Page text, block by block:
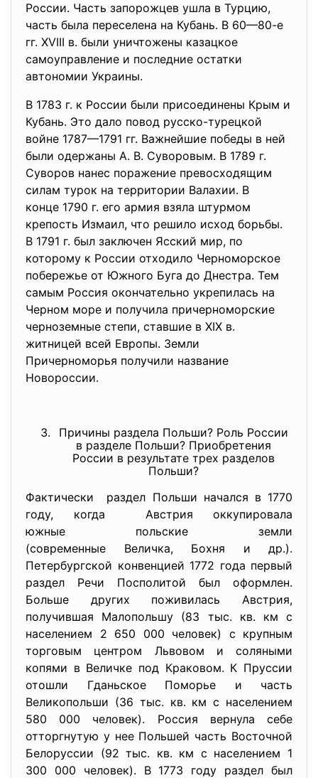
России. Часть запорожцев ушла в Турцию,
часть была переселена на Кубань. В 60—80-е
гг. XVIII в. были уничтожены казацкое
самоуправление и последние остатки
автономии Украины.
В 1783 г. к России были присоединены Крым и
Кубань. Это дало повод русско-турецкой
войне 1787—1791 гг. Важнейшие победы в ней
были одержаны А. В. Суворовым. В 1789 г.
Суворов нанес поражение превосходящим
силам турок на территории Валахии. В
конце 1790 г. его армия взяла штурмом
крепость Измаил, что решило исход борьбы.
В 1791 г. был заключен Ясский мир, по
которому к России отходило Черноморское
побережье от Южного Буга до Днестра. Тем
самым Россия окончательно укрепилась на
Черном море и получила причерноморские
черноземные степи, ставшие в XIX в.
житницей всей Европы. Земли
Причерноморья получили название
Новороссии.
Причины раздела Польши? Роль России
в разделе Польши? Приобретения
России в результате трех разделов
Польши?
Фактически раздел Польши начался в 1770
году, когда Австрия оккупировала
южные польские земли
(современные Величка, Бохня и др.).
Петербургской конвенцией 1772 года первый
раздел Речи Посполитой был оформлен.
Больше других поживилась Австрия,
получившая Малопольшу (83 тыс. кв. км с
населением 2 650 000 человек) с крупным
торговым центром Львовом и соляными
копями в Величке под Краковом. К Пруссии
отошли Гданьское Поморье и часть
Великопольши (36 тыс. кв. км с населением
580 000 человек). Россия вернула себе
отторгнутую у нее Польшей часть Восточной
Белоруссии (92 тыс. кв. км с населением 1
300 000 человек). В 1773 году раздел был